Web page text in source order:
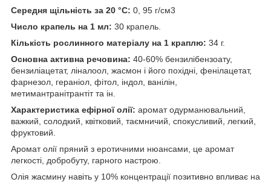
Середня щільність за 20 °C: 0, 95 г/см3
Число крапель на 1 мл: 30 крапель.
Кількість рослинного матеріалу на 1 краплю: 34 г.
Основна активна речовина: 40-60% бензилібензоату,
бензиліацетат, ліналоол, жасмон і його похідні, фенілацетат,
фарнезол, гераніол, фітол, індол, ванілін,
метимантранітрантіт та ін.
Характеристика ефірної олії: аромат одурманювальний,
важкий, солодкий, квітковий, таємничий, спокусливий, легкий,
фруктовий.
Аромат олії пряний з еротичними нюансами, це аромат
легкості, добробуту, гарного настрою.
Олія жасмину навіть у 10% концентрації позитивно впливає на